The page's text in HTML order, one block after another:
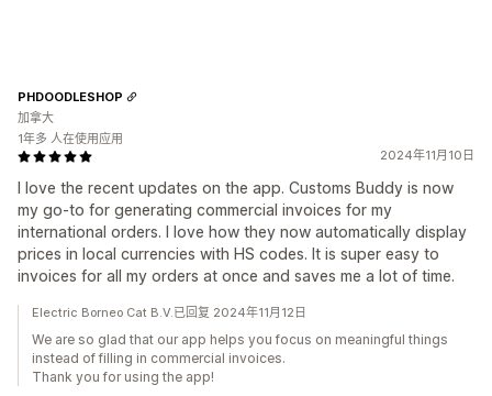
2024年11月10日
I love the recent updates on the app. Customs Buddy is now
my go-to for generating commercial invoices for my
international orders. I love how they now automatically display
prices in local currencies with HS codes. It is super easy to
invoices for all my orders at once and saves me a lot of time.
PHDOODLESHOP
加拿大
1年多 人在使用应用
Electric Borneo Cat B.V.已回复 2024年11月12日
We are so glad that our app helps you focus on meaningful things
instead of filling in commercial invoices.
Thank you for using the app!